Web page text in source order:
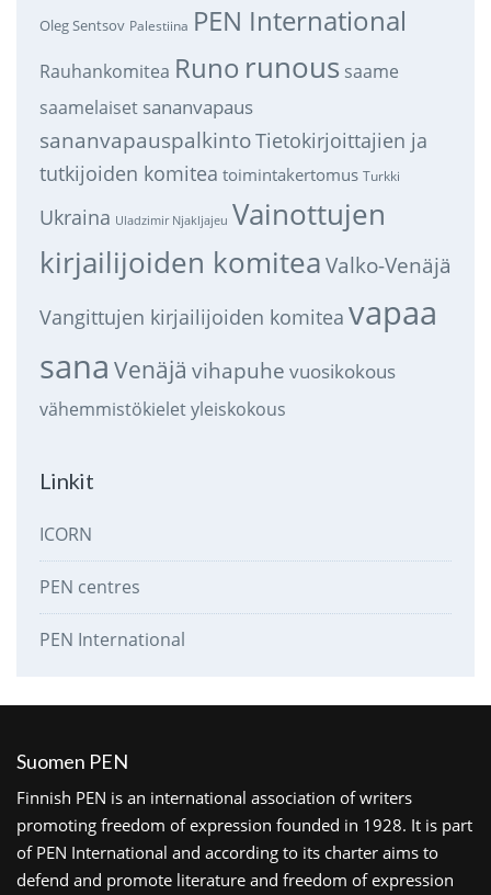
Oleg Sentsov Palestiina PEN International
Rauhankomitea Runo runous saame
saamelaiset sananvapaus
sananvapauspalkintoTietokirjoittajien ja
tutkijoiden komitea toimintakertomus Turkki
Ukraina Uladzimir Njakljajeu Vainottujen
kirjailijoiden komitea Valko-Venäjä
Vangittujen kirjailijoiden komitea vapaa
sana Venäjä vihapuhe vuosikokous
vähemmistökieletyleiskokous
Linkit
ICORN
PEN centres
PEN International
Suomen PEN
Finnish PEN is an international association of writers
promoting freedom of expression founded in 1928. It is part
of PEN International and according to its charter aims to
defend and promote literature and freedom of expression